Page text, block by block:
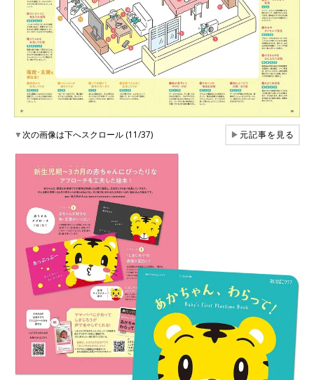
▼次の画像は下へスクロール (11/37) ▶元記事を見る